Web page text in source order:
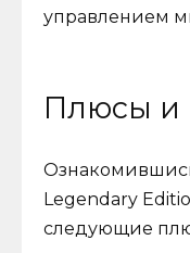
управлением
Плюсы и
Legendary
следующие